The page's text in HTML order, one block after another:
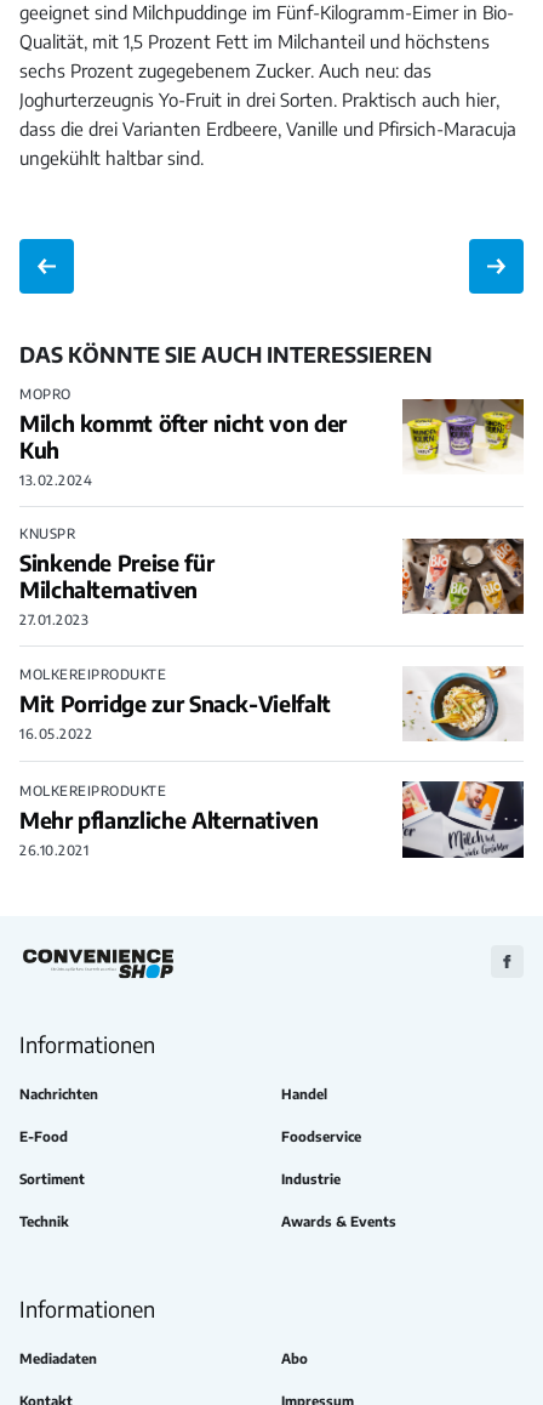
geeignet sind Milchpuddinge im Fünf-Kilogramm-Eimer in Bio-
Qualität, mit 1,5 Prozent Fett im Milchanteil und höchstens
sechs Prozent zugegebenem Zucker. Auch neu: das
Joghurterzeugnis Yo-Fruit in drei Sorten. Praktisch auch hier,
dass die drei Varianten Erdbeere, Vanille und Pfirsich-Maracuja
ungekühlt haltbar sind.
DAS KÖNNTE SIE AUCH INTERESSIEREN
MOPRO
Milch kommt öfter nicht von der
Kuh
13.02.2024
KNUSPR
Sinkende Preise für
Milchalternativen
27.01.2023
MOLKEREIPRODUKTE
Mit Porridge zur Snack-Vielfalt
16.05.2022
MOLKEREIPRODUKTE
Mehr pflanzliche Alternativen
26.10.2021
Zu
Informationen
Nachrichten Handel
E-Food Foodservice
Sortiment Industrie
Technik Awards & Events
Informationen
Mediadaten Abo
Kontakt Impressum